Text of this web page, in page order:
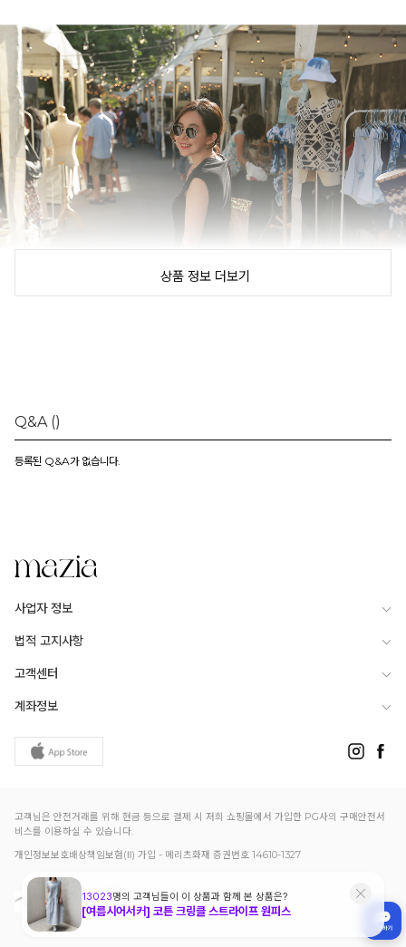
상품 정보 더보기
Q&A ()
등록된 Q&A가 없습니다.
사업자 정보
법적 고지사항
고객센터
계좌정보
고객님은 안전거래를 위해 현금 등으로 결제 시 저희 쇼핑몰에서 가입한 PG사의 구매안전서
비스를 이용하실 수 있습니다.
개인정보보호배상책임보험(Ⅱ) 가입 - 메리츠화재 증권번호 14610-1327